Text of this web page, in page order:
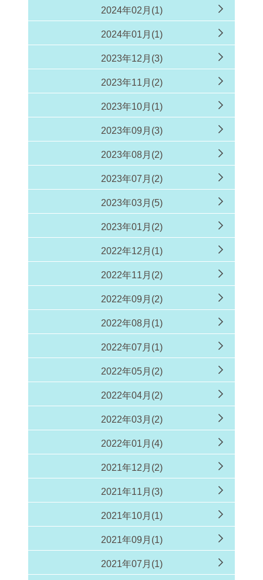
2024年02月(1)
2024年01月(1)
2023年12月(3)
2023年11月(2)
2023年10月(1)
2023年09月(3)
2023年08月(2)
2023年07月(2)
2023年03月(5)
2023年01月(2)
2022年12月(1)
2022年11月(2)
2022年09月(2)
2022年08月(1)
2022年07月(1)
2022年05月(2)
2022年04月(2)
2022年03月(2)
2022年01月(4)
2021年12月(2)
2021年11月(3)
2021年10月(1)
2021年09月(1)
2021年07月(1)